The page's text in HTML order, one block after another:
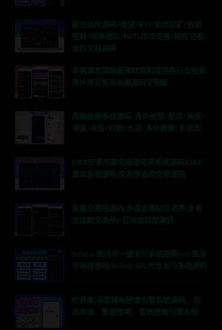
新交易所源码/借贷/IEO/锁仓挖矿/投资
理财/跟单团队/NFT/币币交易/期权交易/
合约交易源码
多国语言国际版理财返利适用各行业投资
海外项目投资金融源码定制版
高端股票系统源码/海外股票/配资/美股/
港股/台股/打新/大宗/海外股票/多语言
OKX交易所量化自动交易系统源码|OKX
量化系统源码|交易所自动交易源码
高端交易所源码|多语言理财交易所|多语
言理财交易所|/区块链理财源码
Solana 链代币一键发行系统源码|sol 链发
币系统源码|Solana SPL代币发行系统源码
仿百度,谷歌网站搜索引擎系统源码，自
动爬虫、智能搜索，智能搜索引擎系统